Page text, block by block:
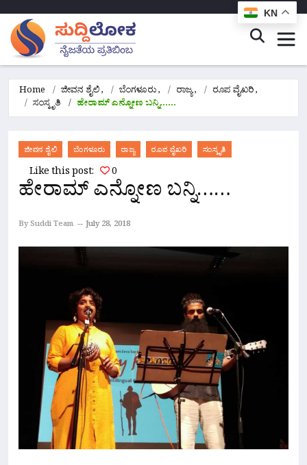
Home ಜೀವನ ಶೈಲಿ, ಬೆಂಗಳೂರು, ರಾಜ್ಯ, ರೂಪ ವೈಖರಿ,
ಸಂಸ್ಕೃತಿ
ಹೇರಾಮ್ ಎನ್ನೋಣ ಬನ್ನಿ……
ಜೀವನ ಶೈಲಿ ಬೆಂಗಳೂರು ರಾಜ್ಯ ರೂಪ ವೈಖರಿ ಸಂಸ್ಕೃತಿ
Like this post: 0
ಹೇರಾಮ್ ಎನ್ನೋಣ ಬನ್ನಿ……
By Suddi Team July 28, 2018
KN